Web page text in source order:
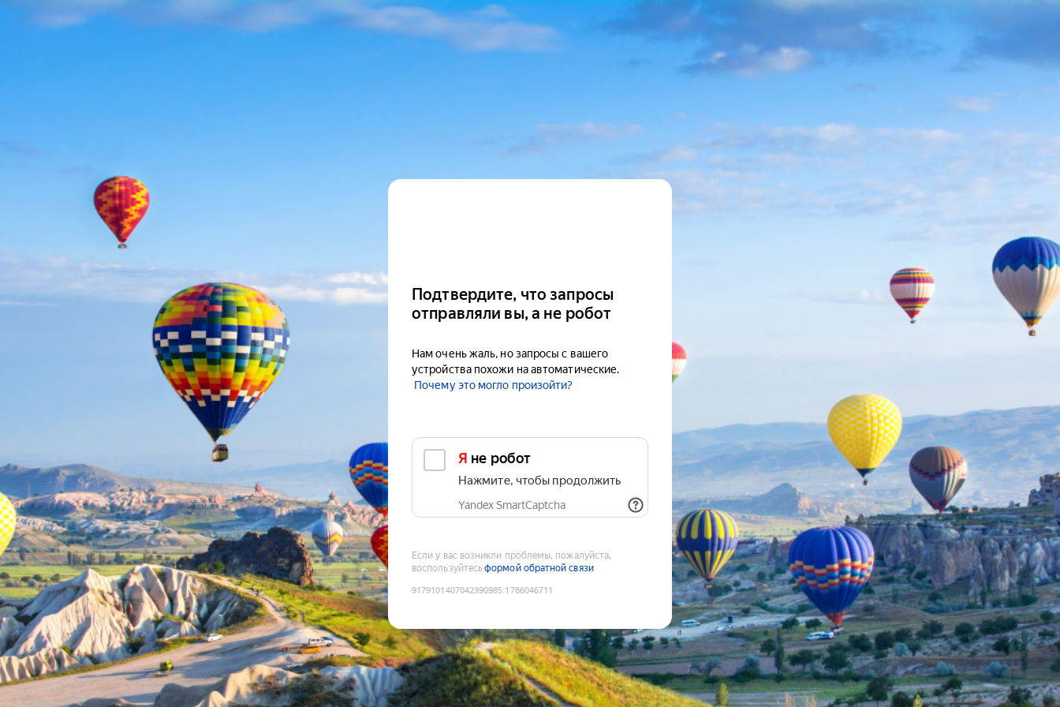
Подтвердите, что запросы
отправляли вы, а не робот
Нам очень жаль, но запросы с вашего
устройства похожи на автоматические.
Почему это могло произойти?
Я не робот
Нажмите, чтобы продолжить
Yandex SmartCaptcha
Если у вас возникли проблемы, пожалуйста,
воспользуйтесьформой обратной связи
9179101407042390985:1786046711